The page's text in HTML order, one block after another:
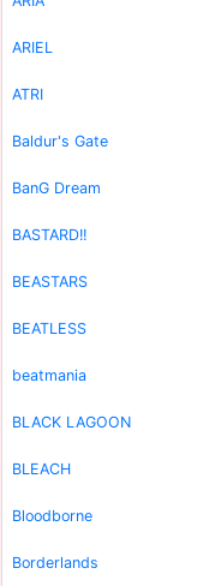
ARIEL
ATRI
Baldur's Gate
BanG Dream
BASTARD!!
BEASTARS
BEATLESS
beatmania
BLACK LAGOON
BLEACH
Bloodborne
Borderlands